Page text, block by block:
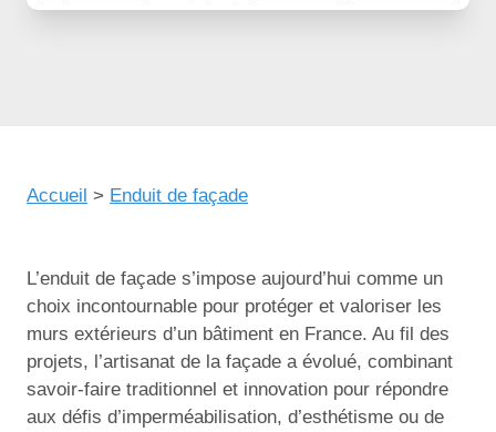
Accueil > Enduit de façade
L’enduit de façade s’impose aujourd’hui comme un
choix incontournable pour protéger et valoriser les
murs extérieurs d’un bâtiment en France. Au fil des
projets, l’artisanat de la façade a évolué, combinant
savoir-faire traditionnel et innovation pour répondre
aux défis d’imperméabilisation, d’esthétisme ou de